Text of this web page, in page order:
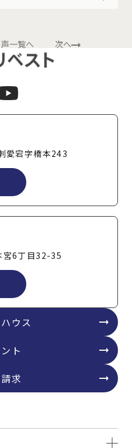
一覧へ 次へ
愛宕字橋本243
宮6丁目32-35
ウス
ト
求